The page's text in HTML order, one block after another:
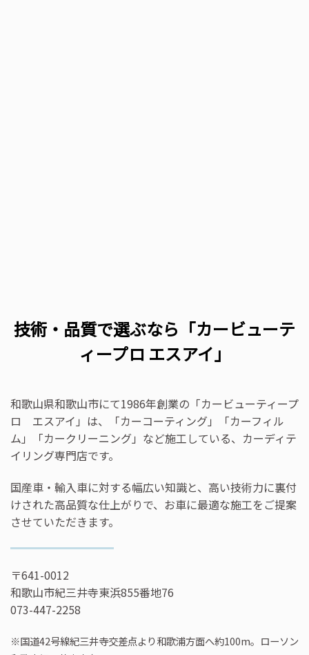
技術・品質で選ぶなら「カービューテ
ィープロ エスアイ」
和歌山県和歌山市にて1986年創業の「カービューティープ
ロ エスアイ」は、「カーコーティング」「カーフィル
ム」「カークリーニング」など施工している、カーディテ
イリング専門店です。
国産車・輸入車に対する幅広い知識と、高い技術力に裏付
けされた高品質な仕上がりで、お車に最適な施工をご提案
させていただきます。
〒641-0012
和歌山市紀三井寺東浜855番地76
073-447-2258
※国道42号線紀三井寺交差点より和歌浦方面へ約100m。ローソン